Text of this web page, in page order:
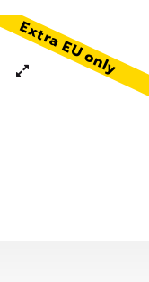
Extra EU only